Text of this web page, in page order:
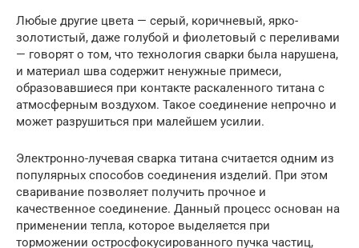
Любые другие цвета — серый, коричневый, ярко-
золотистый, даже голубой и фиолетовый с переливами
— говорят о том, что технология сварки была нарушена,
и материал шва содержит ненужные примеси,
образовавшиеся при контакте раскаленного титана с
атмосферным воздухом. Такое соединение непрочно и
может разрушиться при малейшем усилии.
Электронно-лучевая сварка титана считается одним из
популярных способов соединения изделий. При этом
сваривание позволяет получить прочное и
качественное соединение. Данный процесс основан на
применении тепла, которое выделяется при
торможении остросфокусированного пучка частиц,